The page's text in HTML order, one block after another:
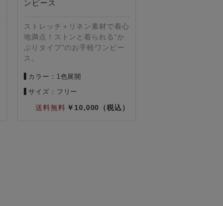
ンピース
ストレッチ＋リネン素材で着心
地満点！ストンと着られる“か
ぶりタイプ”のお手軽ワンピー
ス。
カラー：1色展開
サイズ：フリー
10,000